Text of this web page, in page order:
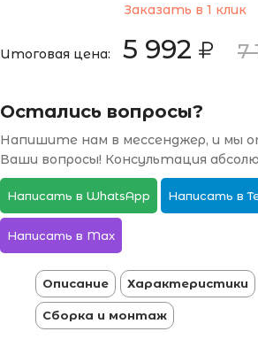
Заказать в 1 клик
Итоговая цена: 5 992 7
Остались вопросы?
Напишите нам в мессенджер, и мы
Ваши вопросы! Консультация
Написать в WhatsApp Написать в
Написать в Max
Описание Характеристики
Сборка и монтаж